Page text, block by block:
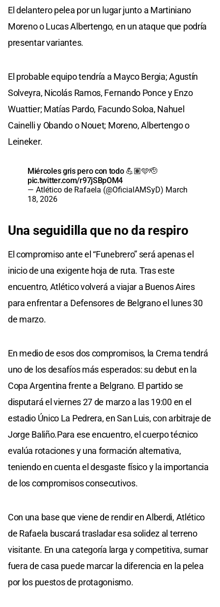
El delantero pelea por un lugar junto a Martiniano
Moreno o Lucas Albertengo, en un ataque que podría
presentar variantes.
El probable equipo tendría a Mayco Bergia; Agustín
Solveyra, Nicolás Ramos, Fernando Ponce y Enzo
Wuattier; Matías Pardo, Facundo Soloa, Nahuel
Cainelli y Obando o Nouet; Moreno, Albertengo o
Leineker.
Miércoles gris pero con todo 💪🏽🩵🫡
pic.twitter.com/r97jSBpOM4
— Atlético de Rafaela (@OficialAMSyD) March
18, 2026
Una seguidilla que no da respiro
El compromiso ante el “Funebrero” será apenas el
inicio de una exigente hoja de ruta. Tras este
encuentro, Atlético volverá a viajar a Buenos Aires
para enfrentar a Defensores de Belgrano el lunes 30
de marzo.
En medio de esos dos compromisos, la Crema tendrá
uno de los desafíos más esperados: su debut en la
Copa Argentina frente a Belgrano. El partido se
disputará el viernes 27 de marzo a las 19:00 en el
estadio Único La Pedrera, en San Luis, con arbitraje de
Jorge Baliño.Para ese encuentro, el cuerpo técnico
evalúa rotaciones y una formación alternativa,
teniendo en cuenta el desgaste físico y la importancia
de los compromisos consecutivos.
Con una base que viene de rendir en Alberdi, Atlético
de Rafaela buscará trasladar esa solidez al terreno
visitante. En una categoría larga y competitiva, sumar
fuera de casa puede marcar la diferencia en la pelea
por los puestos de protagonismo.